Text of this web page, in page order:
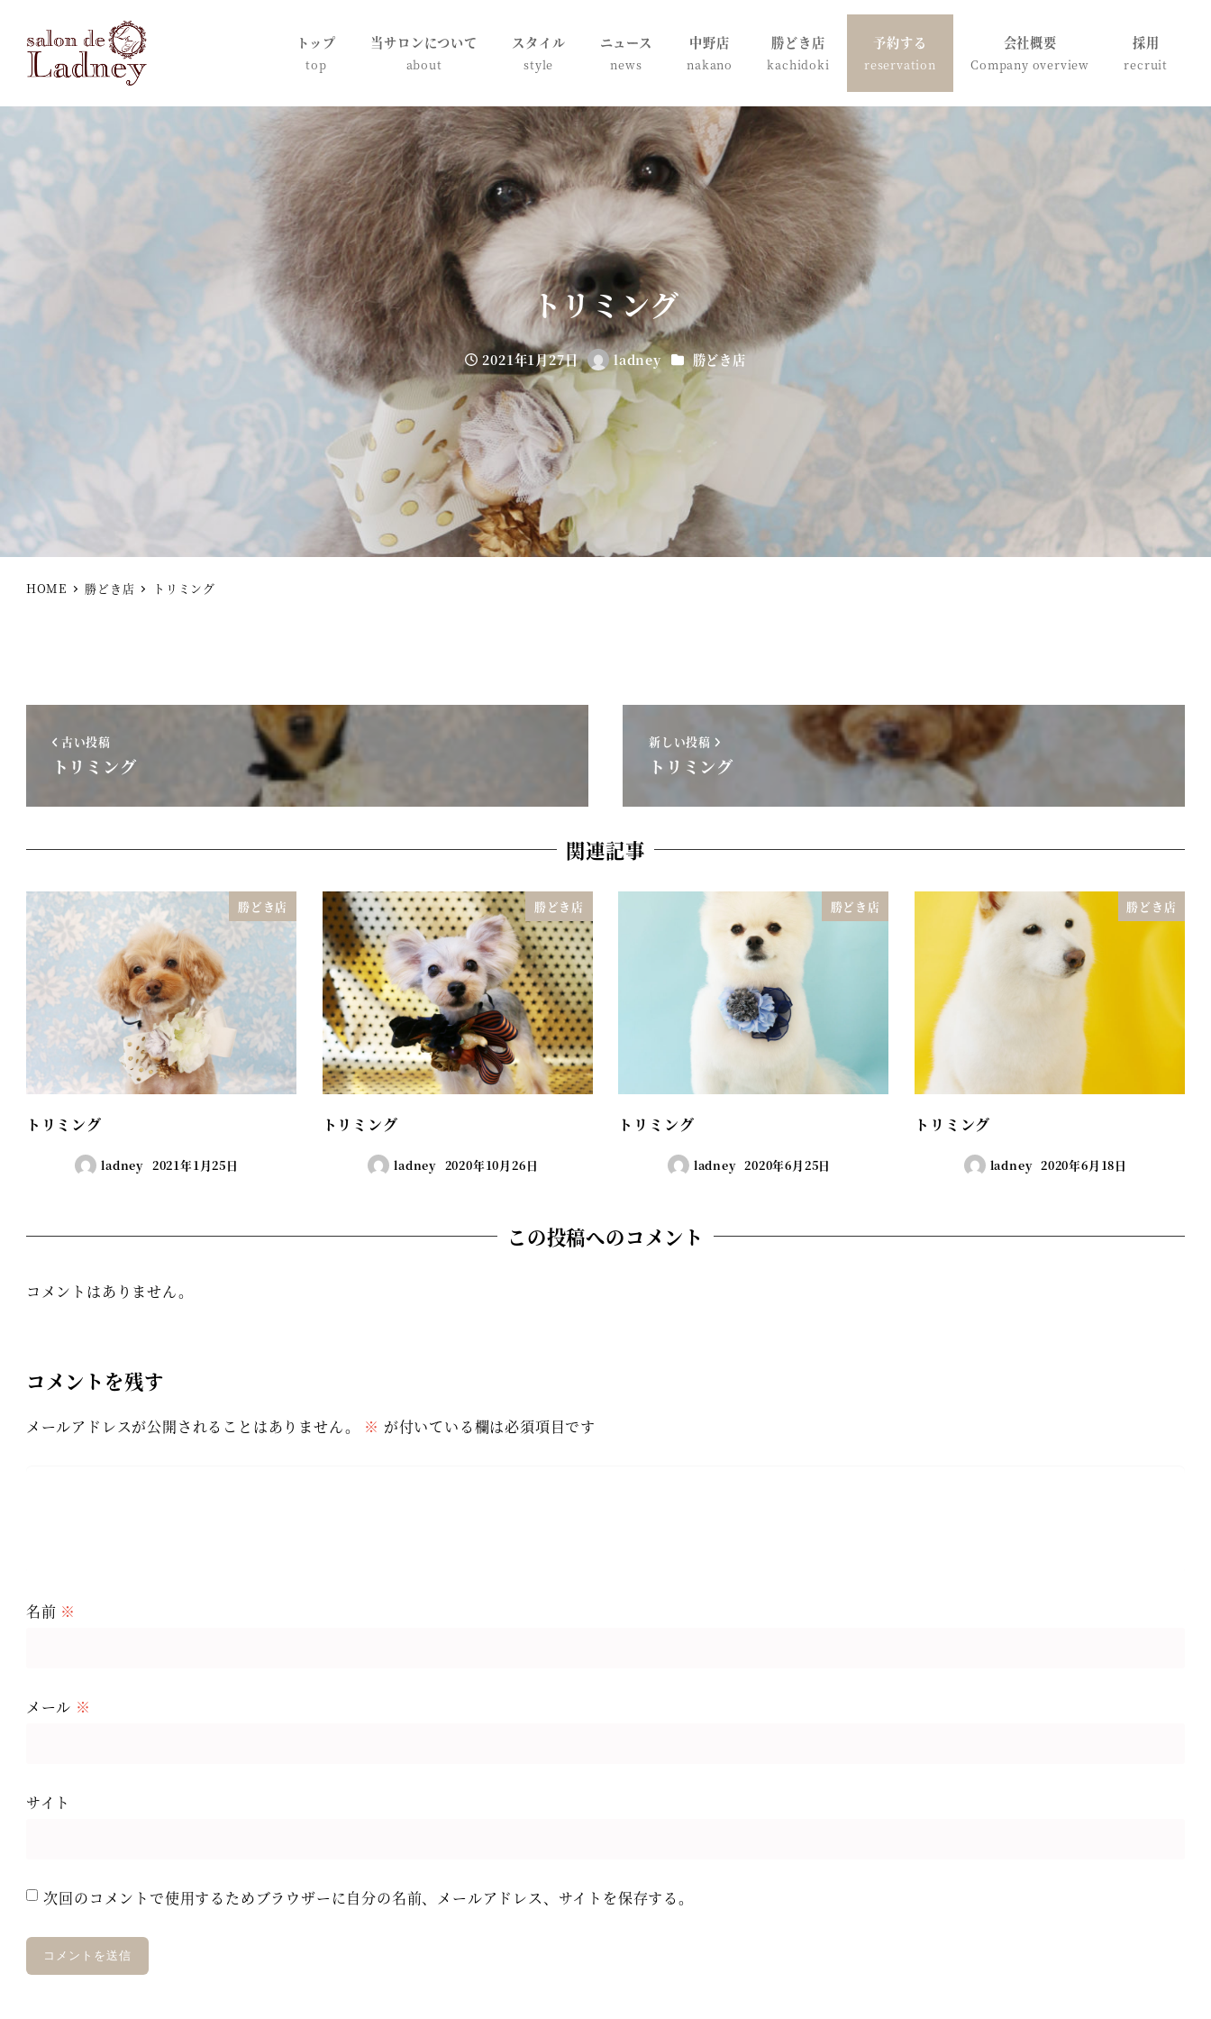
トップ
top
当サロンについて
about
スタイル
style
ニュース
news
中野店
nakano
勝どき店
kachidoki
予約する
reservation
会社概要
Company overview
採用
recruit
トリミング
投稿日
2021年1月27日
著
者
ladney カテゴリー
勝どき店
HOME 勝どき店 トリミング
古い投稿
トリミング
新しい投稿
トリミング
関連記事
勝どき店
トリミング
ladney 2021年1月25日
勝どき店
トリミング
ladney 2020年10月26日
勝どき店
トリミング
ladney 2020年6月25日
勝どき店
トリミング
ladney 2020年6月18日
この投稿へのコメント
コメントはありません。
コメントを残す
メールアドレスが公開されることはありません。 ※ が付いている欄は必須項目です
名前 ※
メール ※
サイト
次回のコメントで使用するためブラウザーに自分の名前、メールアドレス、サイトを保存する。